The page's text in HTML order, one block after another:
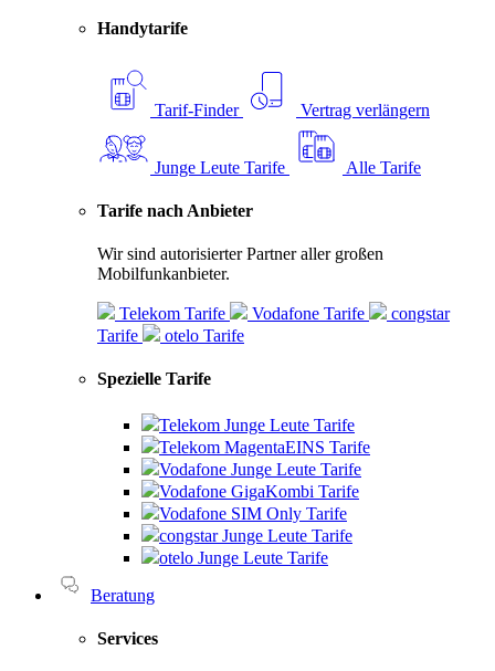
Handytarife
Tarif-Finder Vertrag verlängern
Junge Leute Tarife Alle Tarife
Tarife nach Anbieter
Wir sind autorisierter Partner aller großen
Mobilfunkanbieter.
Telekom Tarife Vodafone Tarife
congstar
Tarife
otelo Tarife
Spezielle Tarife
Telekom Junge Leute Tarife
Telekom MagentaEINS Tarife
Vodafone Junge Leute Tarife
Vodafone GigaKombi Tarife
Vodafone SIM Only Tarife
congstar Junge Leute Tarife
otelo Junge Leute Tarife
Beratung
Services